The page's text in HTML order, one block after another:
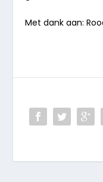
Met dank aan: